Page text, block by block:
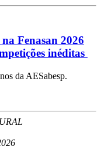
Fenasan 2026
inéditas
da AESabesp.